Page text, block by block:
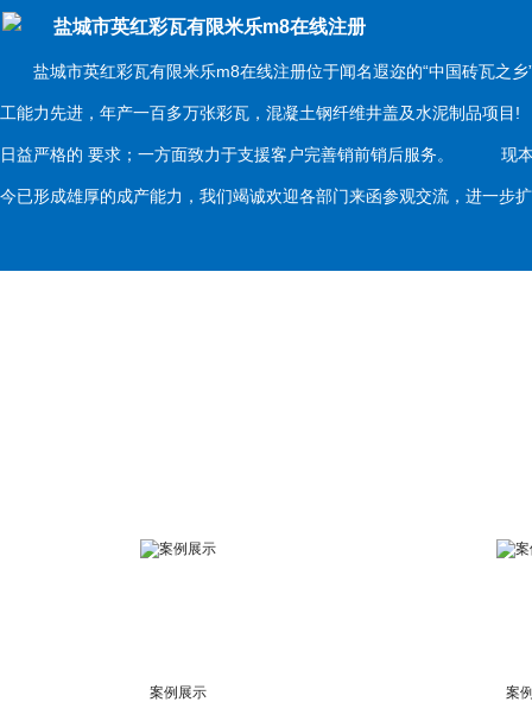
盐城市英红彩瓦有限米乐m8在线注册
盐城市英红彩瓦有限米乐m8在线注册位于闻名遐迩的“中国砖瓦之乡
工能力先进，年产一百多万张彩瓦，混凝土钢纤维井盖及水泥制品项
日益严格的 要求；一方面致力于支援客户完善销前销后服务。 现本
今已形成雄厚的成产能力，我们竭诚欢迎各部门来函参观交流，进一
案例展示 案